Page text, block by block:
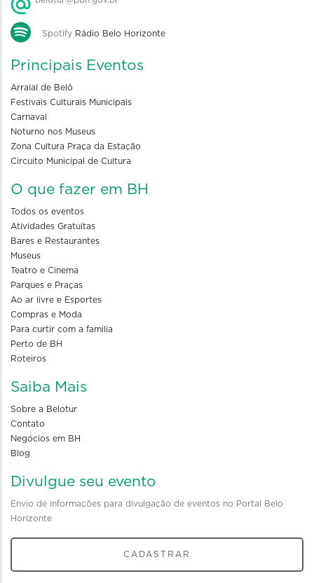
Spotify Rádio Belo Horizonte
Principais Eventos
Arraial de Belô
Festivais Culturais Municipais
Carnaval
Noturno nos Museus
Zona Cultura Praça da Estação
Circuito Municipal de Cultura
O que fazer em BH
Todos os eventos
Atividades Gratuitas
Bares e Restaurantes
Museus
Teatro e Cinema
Parques e Praças
Ao ar livre e Esportes
Compras e Moda
Para curtir com a familia
Perto de BH
Roteiros
Saiba Mais
Sobre a Belotur
Contato
Negócios em BH
Blog
Divulgue seu evento
Envio de informações para divulgação de eventos no Portal Belo
Horizonte
CADASTRAR